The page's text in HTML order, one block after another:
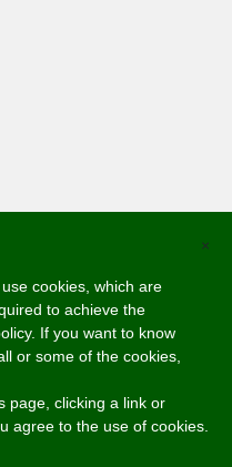
×
cookies, which are
to achieve the
If you want to know
or some of the cookies,
page, clicking a link or
agree to the use of cookies.